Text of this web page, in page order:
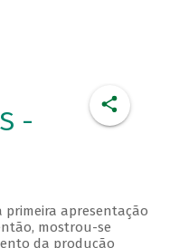
-
primeira apresentação
mostrou-se
da produção